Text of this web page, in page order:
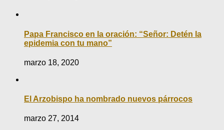
Papa Francisco en la oración: “Señor: Detén la
epidemia con tu mano”
marzo 18, 2020
El Arzobispo ha nombrado nuevos párrocos
marzo 27, 2014